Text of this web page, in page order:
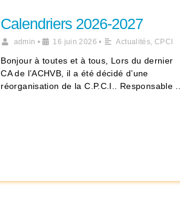
Calendriers 2026-2027
admin • 16 juin 2026 • Actualités, CPCI
Bonjour à toutes et à tous, Lors du dernier
CA de l’ACHVB, il a été décidé d’une
réorganisation de la C.P.C.I.. Responsable …